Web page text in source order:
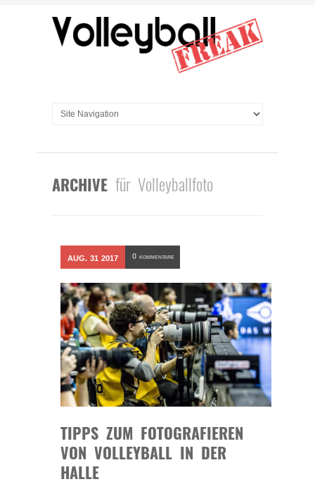
ARCHIVE für Volleyballfoto
AUG. 31 2017 0 KOMMENTARE
TIPPS ZUM FOTOGRAFIEREN
VON VOLLEYBALL IN DER
HALLE